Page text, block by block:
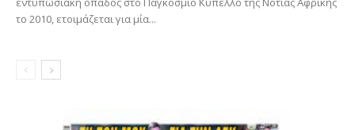
το 2010, ετοιμάζεται για μία...